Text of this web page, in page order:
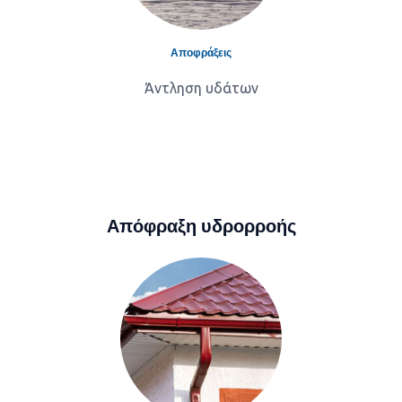
Αποφράξεις
Άντληση υδάτων
Απόφραξη υδρορροής